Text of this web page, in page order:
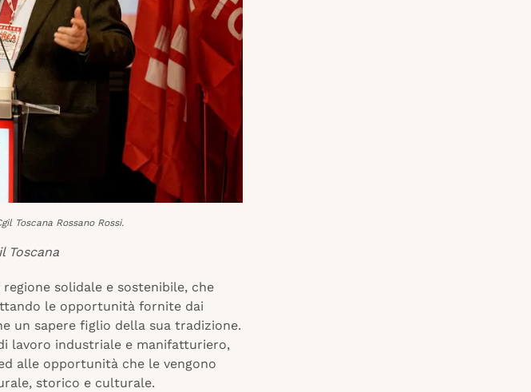
Toscana Rossano Rossi.
Toscana
solidale e sostenibile, che
le opportunità fornite dai
un sapere figlio della sua tradizione.
lavoro industriale e manifatturiero,
alle opportunità che le vengono
storico e culturale.